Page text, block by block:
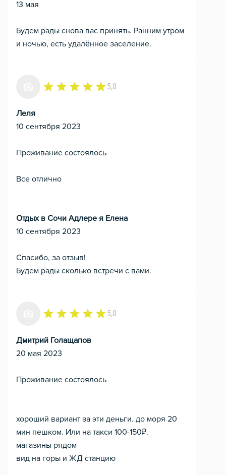
13 мая
Будем рады снова вас принять. Ранним утром
и ночью, есть удалённое заселение.
5,0
Леля
10 сентября 2023
Проживание состоялось
Все отлично
Отдых в Сочи Адлере я Елена
10 сентября 2023
Спасибо, за отзыв!
Будем рады сколько встречи с вами.
5,0
Дмитрий Голащапов
20 мая 2023
Проживание состоялось
хороший вариант за эти деньги. до моря 20
мин пешком. Или на такси 100-150₽.
магазины рядом
вид на горы и ЖД станцию